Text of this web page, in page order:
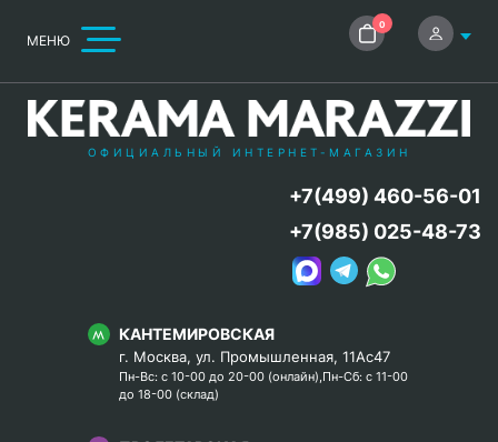
МЕНЮ
0
ОФИЦИАЛЬНЫЙ ИНТЕРНЕТ-МАГАЗИН
КАНТЕМИРОВСКАЯ
г. Москва, ул. Промышленная, 11Ас47
Пн-Вс: с 10-00 до 20-00 (онлайн),Пн-Сб: с 11-00
до 18-00 (склад)
+7(499) 460-56-01
+7(985) 025-48-73